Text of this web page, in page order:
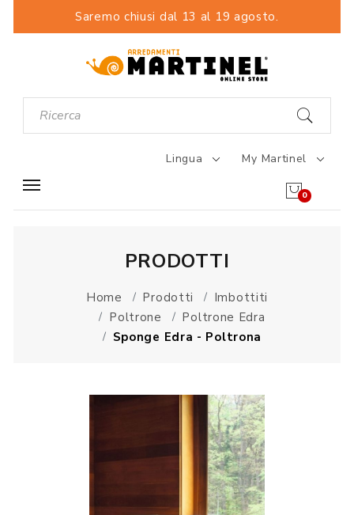
Saremo chiusi dal 13 al 19 agosto.
Lingua My Martinel
0
PRODOTTI
Home Prodotti
Imbottiti
Poltrone
Poltrone Edra
Sponge Edra - Poltrona